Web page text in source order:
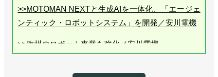
>>MOTOMAN NEXTと生成AIを一体化、「エージェ
ンティック・ロボットシステム」を開発／安川電機
>>欧州のロボット事業を強化／安川電機